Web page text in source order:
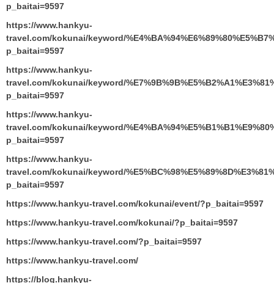
p_baitai=9597
https://www.hankyu-
travel.com/kokunai/keyword/
p_baitai=9597
https://www.hankyu-
travel.com/kokunai/keyword/
p_baitai=9597
https://www.hankyu-
travel.com/kokunai/keyword/
p_baitai=9597
https://www.hankyu-
travel.com/kokunai/keyword/
p_baitai=9597
https://www.hankyu-travel.com/kokunai/event/?p_baitai=9597
https://www.hankyu-travel.com/kokunai/?p_baitai=9597
https://www.hankyu-travel.com/?p_baitai=9597
https://www.hankyu-travel.com/
https://blog.hankyu-